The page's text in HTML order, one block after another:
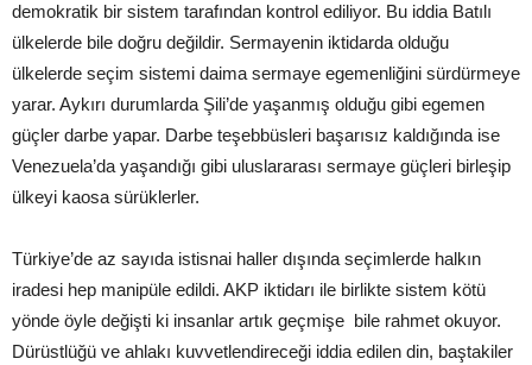
demokratik bir sistem tarafından kontrol ediliyor. Bu iddia Batılı
ülkelerde bile doğru değildir. Sermayenin iktidarda olduğu
ülkelerde seçim sistemi daima sermaye egemenliğini sürdürmeye
yarar. Aykırı durumlarda Şili’de yaşanmış olduğu gibi egemen
güçler darbe yapar. Darbe teşebbüsleri başarısız kaldığında ise
Venezuela’da yaşandığı gibi uluslararası sermaye güçleri birleşip
ülkeyi kaosa sürüklerler.
Türkiye’de az sayıda istisnai haller dışında seçimlerde halkın
iradesi hep manipüle edildi. AKP iktidarı ile birlikte sistem kötü
yönde öyle değişti ki insanlar artık geçmişe bile rahmet okuyor.
Dürüstlüğü ve ahlakı kuvvetlendireceği iddia edilen din, baştakiler